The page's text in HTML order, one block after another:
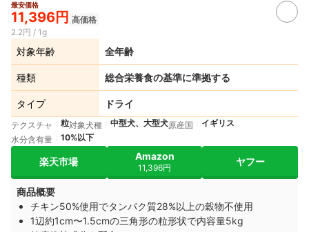
最安価格
11,396円 高価格
2.2円 / 1g
対象年齢 全年齢
種類 総合栄養食の基準に準拠する
タイプ ドライ
テクスチャ 粒対象犬種 中型犬、大型犬原産国
イギリス
水分含有量
10%以下
楽天市場 Amazon
11,396円
ヤフー
商品概要
チキン50%使用でタンパク質28%以上の穀物不使用
1辺約1cm〜1.5cmの三角形の粒形状で内容量5kg